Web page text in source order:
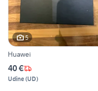
5
Huawei
40 €
Udine(UD)